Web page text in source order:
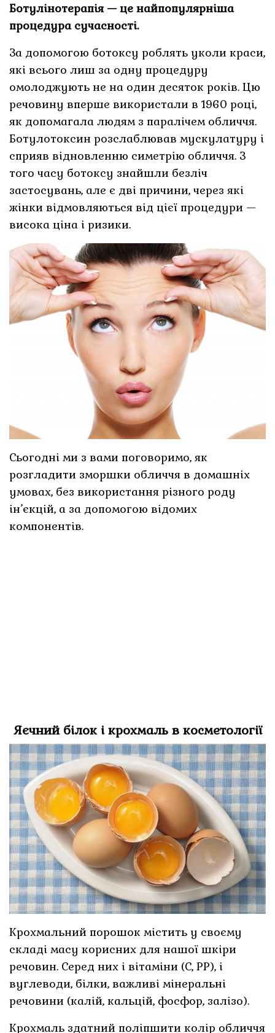
Ботулінотерапія — це найпопулярніша
процедура сучасності.
За допомогою ботоксу роблять уколи краси,
які всього лиш за одну процедуру
омолоджують не на один десяток років. Цю
речовину вперше використали в 1960 році,
як допомагала людям з паралічем обличчя.
Ботулотоксин розслаблював мускулатуру і
сприяв відновленню симетрію обличчя. З
того часу ботоксу знайшли безліч
застосувань, але є дві причини, через які
жінки відмовляються від цієї процедури —
висока ціна і ризики.
Сьогодні ми з вами поговоримо, як
розгладити зморшки обличчя в домашніх
умовах, без використання різного роду
ін’єкцій, а за допомогою відомих
компонентів.
Яєчний білок і крохмаль в косметології
Крохмальний порошок містить у своєму
складі масу корисних для нашої шкіри
речовин. Серед них і вітаміни (С, РР), і
вуглеводи, білки, важливі мінеральні
речовини (калій, кальцій, фосфор, залізо).
Крохмаль здатний поліпшити колір обличчя